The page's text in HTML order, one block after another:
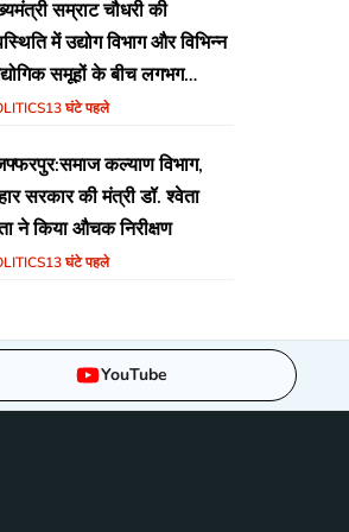
सम्राट चौधरी की
में उद्योग विभाग और विभिन्न
समूहों के बीच लगभग
करोड़ के निवेश हेतु
13 घंटे पहले
कल्याण विभाग,
सरकार की मंत्री डॉ. श्वेता
ने किया औचक निरीक्षण
13 घंटे पहले
YouTube